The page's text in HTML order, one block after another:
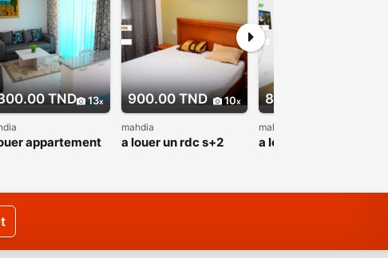
TND 13
appartement
900.00 TND 10
mahdia
a louer un rdc s+2
850.00 TND
mahdia
a louer Appartement